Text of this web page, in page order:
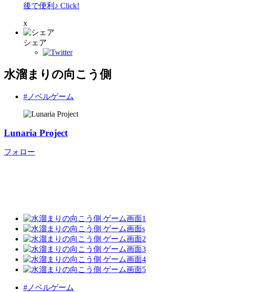
後で便利♪ Click!
x
シェア
水溜まりの向こう側
#ノベルゲーム
Lunaria Project
フォロー
#ノベルゲーム